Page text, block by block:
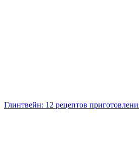
Глинтвейн: 12 рецептов